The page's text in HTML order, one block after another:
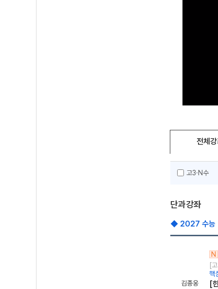
전체
고3·N수
단과강좌
◆ 2027 수능
김종웅
N
[
핵
[